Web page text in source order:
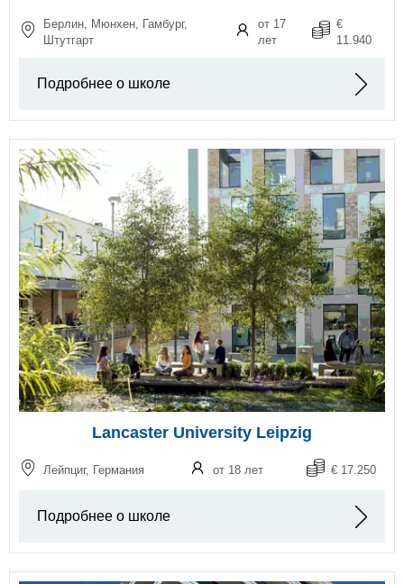
Берлин, Мюнхен, Гамбург,
Штутгарт
от 17
лет
€
11.940
Подробнее о школе
Lancaster University Leipzig
Лейпциг, Германия от 18 лет € 17.250
Подробнее о школе